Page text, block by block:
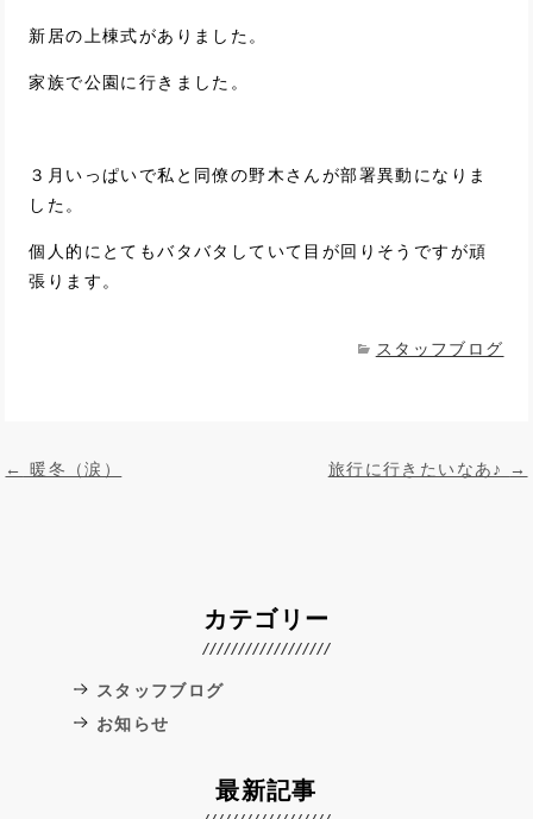
新居の上棟式がありました。
家族で公園に行きました。
３月いっぱいで私と同僚の野木さんが部署異動になりま
した。
個人的にとてもバタバタしていて目が回りそうですが頑
張ります。
スタッフブログ
投稿ナビゲーション
← 暖冬（涙） 旅行に行きたいなあ♪ →
カテゴリー
スタッフブログ
お知らせ
最新記事